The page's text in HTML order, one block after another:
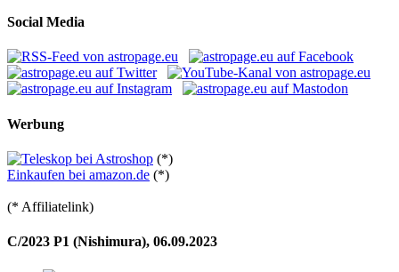
Social Media
Werbung
(*)
Einkaufen bei amazon.de (*)
(* Affiliatelink)
C/2023 P1 (Nishimura), 06.09.2023